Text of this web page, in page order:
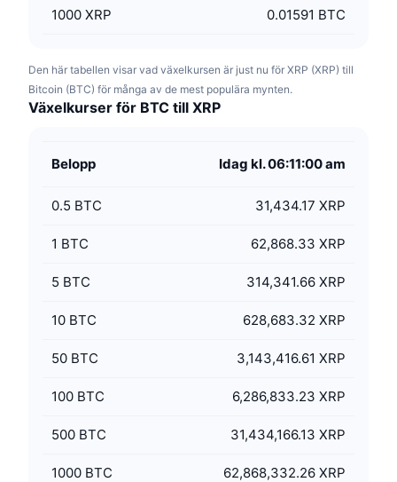
1000 XRP 0.01591 BTC
Den här tabellen visar vad växelkursen är just nu för XRP (XRP) till
Bitcoin (BTC) för många av de mest populära mynten.
Växelkurser för BTC till XRP
Belopp Idag kl. 06:11:00 am
0.5 BTC 31,434.17 XRP
1 BTC 62,868.33 XRP
5 BTC 314,341.66 XRP
10 BTC 628,683.32 XRP
50 BTC 3,143,416.61 XRP
100 BTC 6,286,833.23 XRP
500 BTC 31,434,166.13 XRP
1000 BTC 62,868,332.26 XRP